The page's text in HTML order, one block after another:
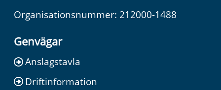
Organisationsnummer: 212000-1488
Genvägar
Anslagstavla
Driftinformation